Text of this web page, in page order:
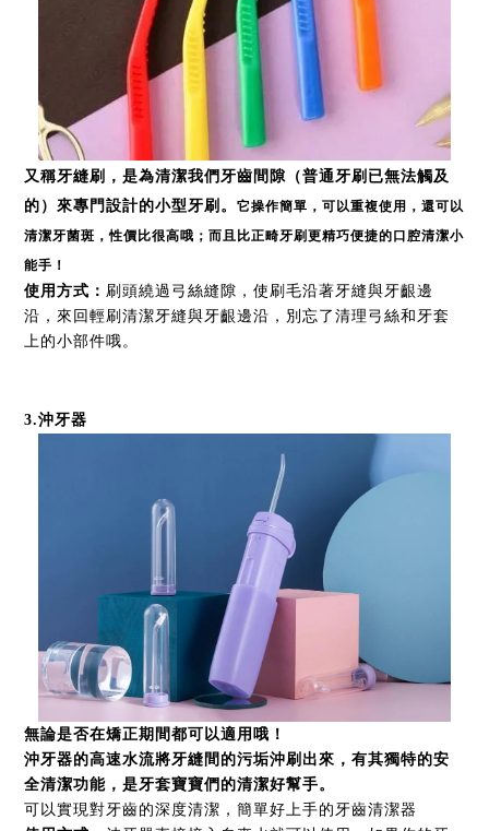
又稱牙縫刷，是為清潔我們牙齒間隙（普通牙刷已無法觸及
的）來專門設計的小型牙刷。它操作簡單，可以重複使用，還可以
清潔牙菌斑，性價比很高哦；而且比正畸牙刷更精巧便捷的口腔清潔小
能手！
使用方式 ： 刷頭繞過弓絲縫隙，使刷毛沿著牙縫與牙齦邊
沿，來回輕刷清潔牙縫與牙齦邊沿，別忘了清理弓絲和牙套
上的小部件哦。
3.沖牙器
無論是否在矯正期間都可以適用哦！
沖牙器的高速水流將牙縫間的污垢沖刷出來，有其獨特的安
全清潔功能，是牙套寶寶們的清潔好幫手。
可以實現對牙齒的深度清潔，簡單好上手的牙齒清潔器